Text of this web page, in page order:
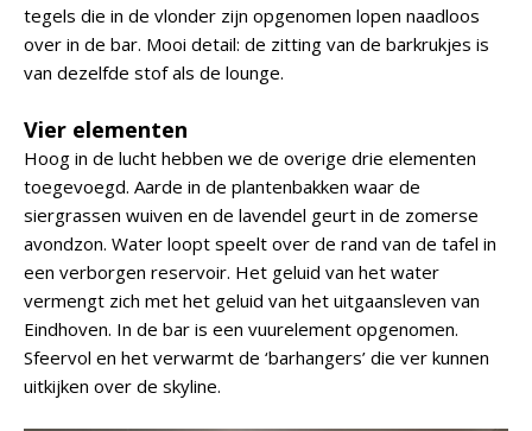
tegels die in de vlonder zijn opgenomen lopen naadloos
over in de bar. Mooi detail: de zitting van de barkrukjes is
van dezelfde stof als de lounge.
Vier elementen
Hoog in de lucht hebben we de overige drie elementen
toegevoegd. Aarde in de plantenbakken waar de
siergrassen wuiven en de lavendel geurt in de zomerse
avondzon. Water loopt speelt over de rand van de tafel in
een verborgen reservoir. Het geluid van het water
vermengt zich met het geluid van het uitgaansleven van
Eindhoven. In de bar is een vuurelement opgenomen.
Sfeervol en het verwarmt de ‘barhangers’ die ver kunnen
uitkijken over de skyline.